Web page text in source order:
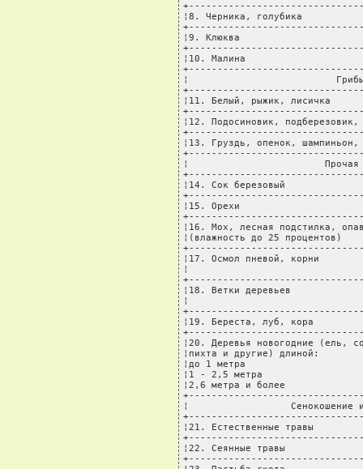
¦8. Черника, голубика
¦9. Клюква
¦10. Малина
¦
¦11. Белый, рыжик, лисичка
¦12. Подосиновик,
¦13. Груздь, опенок,
¦                        Прочая
¦14. Сок березовый
¦15. Орехи
¦16. Мох, лесная подстилка,
¦(влажность до 25
¦17. Осмол пневой, корни
¦
¦18. Ветки деревьев
¦
¦19. Береста, луб, кора
¦20. Деревья новогодние
¦пихта и другие)
¦до 1 метра
¦1 - 2,5 метра
¦2,6 метра и более
¦                  Сенокошение
¦21. Естественные травы
¦22. Сеянные травы